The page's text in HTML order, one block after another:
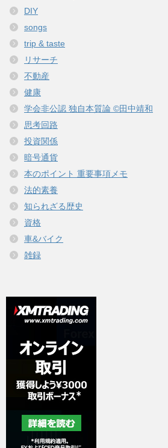
DIY
songs
trip & taste
リサーチ
不動産
健康
学会非公認 独自本質論 ©田中靖和
思考回路
投資関係
暗号通貨
本のポイント 重要事項メモ
法的素養
知られざる歴史
資格
車&バイク
雑録